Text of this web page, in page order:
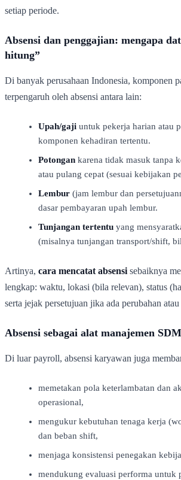
setiap periode.
Absensi dan penggajian: mengapa
hitung”
Di banyak perusahaan Indonesia, komponen
terpengaruh oleh absensi antara lain:
Upah/gaji untuk pekerja harian atau
komponen kehadiran tertentu.
Potongan karena tidak masuk tanpa
atau pulang cepat (sesuai kebijakan
Lembur (jam lembur dan
dasar pembayaran upah lembur.
Tunjangan tertentu yang
(misalnya tunjangan transport/shift,
Artinya, cara mencatat absensi sebaiknya
lengkap: waktu, lokasi (bila relevan), status
serta jejak persetujuan jika ada perubahan
Absensi sebagai alat manajemen SDM
Di luar payroll, absensi karyawan juga
memetakan pola keterlambatan dan
operasional,
mengukur kebutuhan tenaga kerja
dan beban shift,
menjaga konsistensi penegakan
mendukung evaluasi performa untuk